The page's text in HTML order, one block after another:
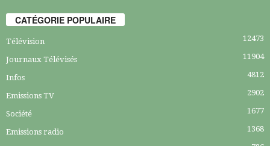
CATÉGORIE POPULAIRE
Télévision 12473
Journaux Télévisés 11904
Infos 4812
Emissions TV 2902
Société 1677
Emissions radio 1368